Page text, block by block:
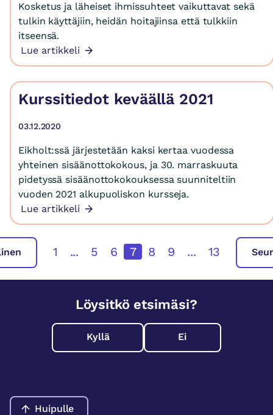
Kosketus ja läheiset ihmissuhteet vaikuttavat sekä
tulkin käyttäjiin, heidän hoitajiinsa että tulkkiin
itseensä.
Lue artikkeli
Kurssitiedot keväällä 2021
03.12.2020
Eikholt:ssä järjestetään kaksi kertaa vuodessa
yhteinen sisäänottokokous, ja 30. marraskuuta
pidetyssä sisäänottokokouksessa suunniteltiin
vuoden 2021 alkupuoliskon kursseja.
Lue artikkeli
1 ... 5 6 7 8 9 ... 13
Löysitkö etsimäsi?
Kyllä Ei
Huipulle